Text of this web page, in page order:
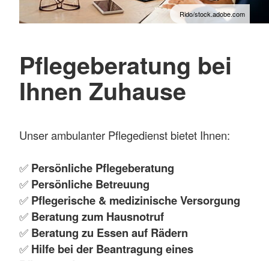
Rido/stock.adobe.com
Pflegeberatung bei
Ihnen Zuhause
Unser ambulanter Pflegedienst bietet Ihnen:
✅ Persönliche Pflegeberatung
✅ Persönliche Betreuung
✅ Pflegerische & medizinische Versorgung
✅ Beratung zum Hausnotruf
✅ Beratung zu Essen auf Rädern
✅ Hilfe bei der Beantragung eines